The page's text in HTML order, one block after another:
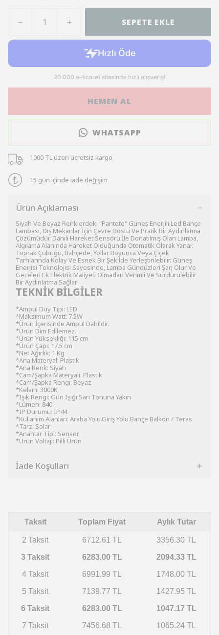
SEPETE EKLE
HEMEN AL
WHATSAPP
1000 TL üzeri ücretsiz kargo
15 gün içinde iade değişim
Ürün Açıklaması
Siyah Ve Beyaz Renklerdeki "Pantete" Güneş Enerjili Led Bahçe
Lambası, Dış Mekanlar İçin Çevre Dostu Ve Pratik Bir Aydınlatma
Çözümüdür. Dahili Hareket Sensörü İle Donatılmış Olan Lamba,
Algılama Alanında Hareket Olduğunda Otomatik Olarak Yanar.
Toprak Çubuğu, Bahçede, Yollar Boyunca Veya Çiçek
Tarhlarında Kolay Ve Esnek Bir Şekilde Yerleştirilebilir. Güneş
Enerjisi Teknolojisi Sayesinde, Lamba Gündüzleri Şarj Olur Ve
Geceleri Ek Elektrik Maliyeti Olmadan Verimli Ve Sürdürülebilir
Bir Aydınlatma Sağlar.
TEKNİK BİLGİLER
*Ampul Duy Tipi: LED
*Maksimum Watt: 7.5W
*Ürün İçerisinde Ampul Dahildir.
*Ürün Dim Edilemez.
*Ürün Yüksekliği: 115 cm
*Ürün Çapı: 17.5 cm
*Net Ağırlık: 1 Kg
*Ana Materyal: Plastik
*Ana Renk: Siyah
*Cam/Şapka Materyali: Plastik
*Cam/Şapka Rengi: Beyaz
*Kelvın: 3000K
*Işık Rengi: Gün Işığı Sarı Tonuna Yakın
*Lümen: 840
*IP Durumu: IP44
*Kullanım Alanları: Araba Yolu.Giriş Yolu.Bahçe Balkon / Teras
*Tarz: Solar
*Anahtar Tipi: Sensor
*Ürün Voltajı: Pilli Ürün
İade Koşulları
Taksit Toplam Fiyat Aylık Tutar
2 Taksit 6712.61 TL 3356.30 TL
3 Taksit 6283.00 TL 2094.33 TL
4 Taksit 6991.99 TL 1748.00 TL
5 Taksit 7139.77 TL 1427.95 TL
6 Taksit 6283.00 TL 1047.17 TL
7 Taksit 7456.68 TL 1065.24 TL